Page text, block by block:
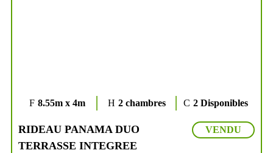
8.55m x 4m 2 chambres 2 Disponibles
RIDEAU PANAMA DUO
TERRASSE INTEGREE
VENDU